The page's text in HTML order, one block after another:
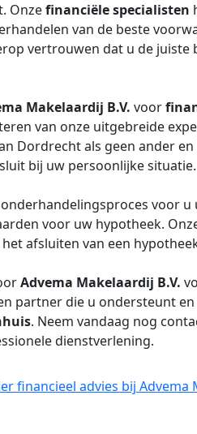
Onzefinanciële specialisten
van de beste
vertrouwen dat u de juiste
Makelaardij B.V. voor
van onze uitgebreide
Dordrecht als geen ander
bij uw persoonlijke situatie.
voor
voor uw hypotheek.
afsluiten van een
Advema Makelaardij B.V.
partner die u ondersteunt
. Neem vandaag nog
dienstverlening.
financieel advies bij Advema